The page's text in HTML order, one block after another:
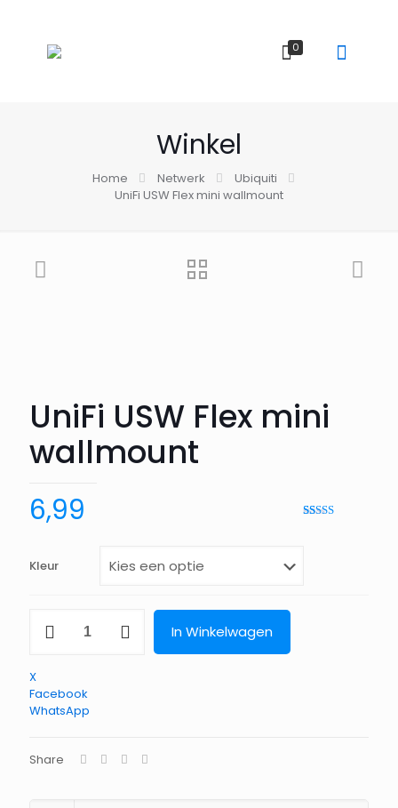
0
Winkel
Home Netwerk
Ubiquiti
UniFi USW Flex mini wallmount
UniFi USW Flex mini
wallmount
6,99
Kleur
USW
wallmount
aantal
In Winkelwagen
X
Facebook
WhatsApp
Share